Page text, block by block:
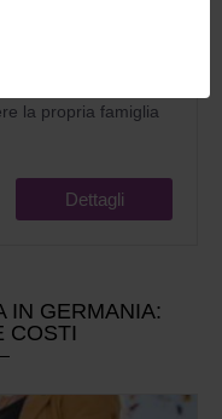
la propria famiglia
Dettagli
IN GERMANIA:
COSTI